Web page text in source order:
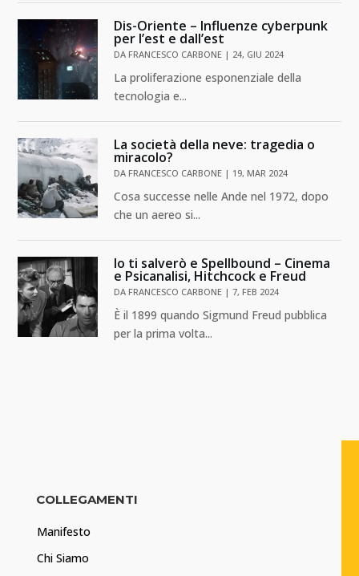
Dis-Oriente – Influenze cyberpunk
per l’est e dall’est
DA FRANCESCO CARBONE | 24, GIU 2024
La proliferazione esponenziale della
tecnologia e...
La società della neve: tragedia o
miracolo?
DA FRANCESCO CARBONE | 19, MAR 2024
Cosa successe nelle Ande nel 1972, dopo
che un aereo si...
Io ti salverò e Spellbound – Cinema
e Psicanalisi, Hitchcock e Freud
DA FRANCESCO CARBONE |7, FEB 2024
È il 1899 quando Sigmund Freud pubblica
per la prima volta...
COLLEGAMENTI
Manifesto
Chi Siamo